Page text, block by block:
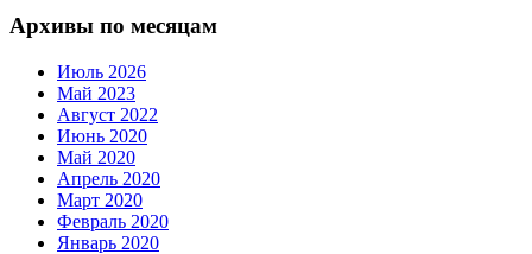
Архивы по месяцам
Июль 2026
Май 2023
Август 2022
Июнь 2020
Май 2020
Апрель 2020
Март 2020
Февраль 2020
Январь 2020